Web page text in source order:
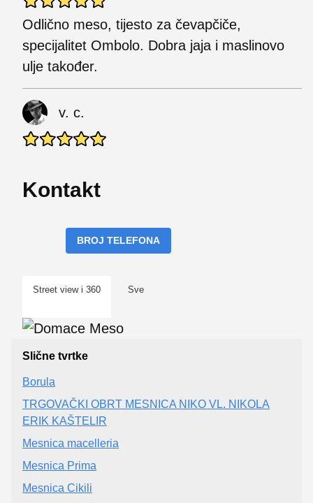
Odlično meso, tijesto za čevapčiče,
specijalitet Ombolo. Dobra jaja i maslinovo
ulje također.
v. c.
Kontakt
BROJ TELEFONA
Street view i 360 Sve
Slične tvrtke
Borula
TRGOVAČKI OBRT MESNICA NIKO VL. NIKOLA
ERIK KAŠTELIR
Mesnica macelleria
Mesnica Prima
Mesnica Cikili